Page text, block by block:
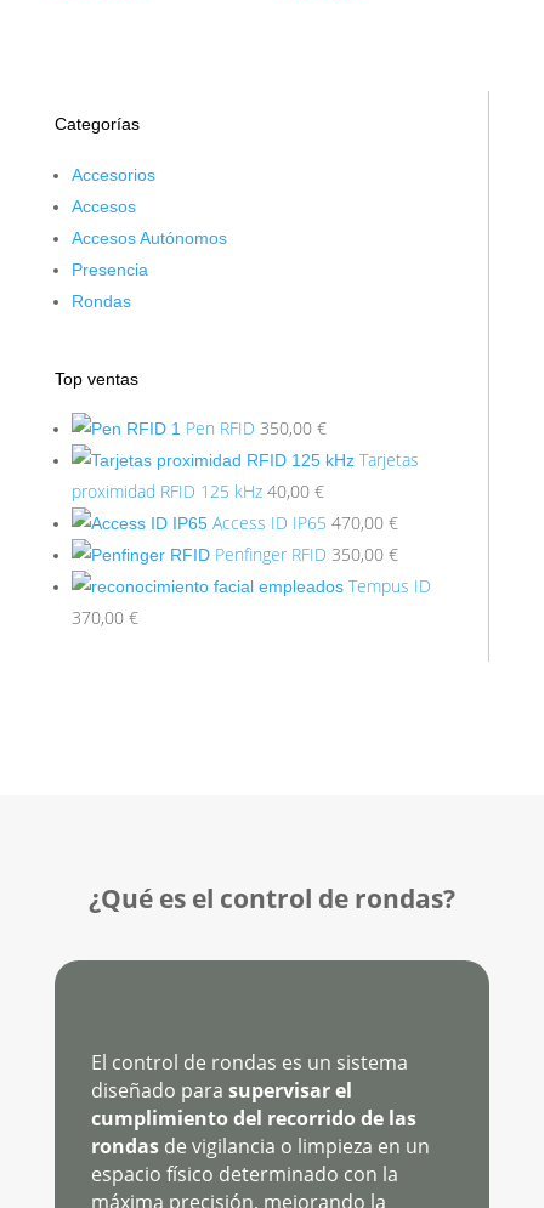
Categorías
Accesorios
Accesos
Accesos Autónomos
Presencia
Rondas
Top ventas
Pen RFID 350,00 €
Tarjetas
proximidad RFID 125 kHz 40,00 €
Access ID IP65 470,00 €
Penfinger RFID 350,00 €
Tempus ID
370,00 €
¿Qué es el control de rondas?
El control de rondas es un sistema
diseñado para supervisar el
cumplimiento del recorrido de las
rondasde vigilancia o limpieza en un
espacio físico determinado con la
máxima precisión, mejorando la